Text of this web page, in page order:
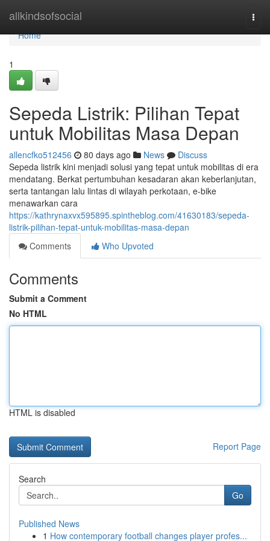
allkindsofsocial
Home
Home
1
Sepeda Listrik: Pilihan Tepat
untuk Mobilitas Masa Depan
allencfko512456 80 days ago News
Discuss
Sepeda listrik kini menjadi solusi yang tepat untuk mobilitas di era
mendatang. Berkat pertumbuhan kesadaran akan keberlanjutan,
serta tantangan lalu lintas di wilayah perkotaan, e-bike
menawarkan cara
https://kathrynaxvx595895.spintheblog.com/41630183/sepeda-
listrik-pilihan-tepat-untuk-mobilitas-masa-depan
Comments
Who Upvoted
Comments
Submit a Comment
No HTML
HTML is disabled
Report Page
Search
Go
Published News
1 How contemporary football changes player profes...